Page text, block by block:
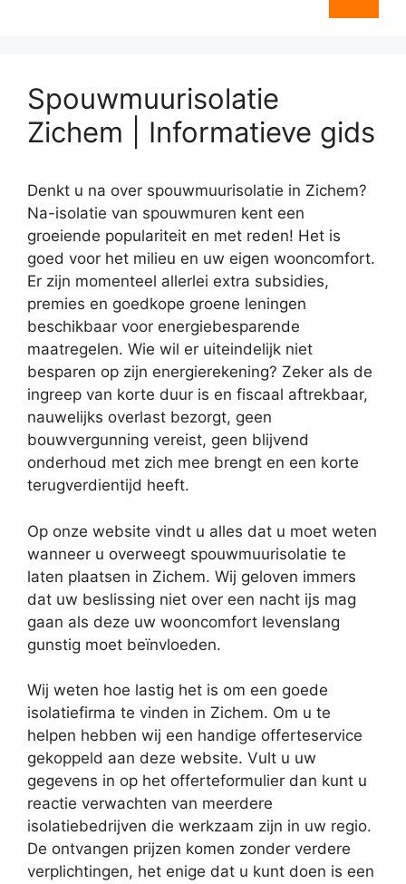
Spouwmuurisolatie
Zichem | Informatieve gids
Denkt u na over spouwmuurisolatie in Zichem?
Na-isolatie van spouwmuren kent een
groeiende populariteit en met reden! Het is
goed voor het milieu en uw eigen wooncomfort.
Er zijn momenteel allerlei extra subsidies,
premies en goedkope groene leningen
beschikbaar voor energiebesparende
maatregelen. Wie wil er uiteindelijk niet
besparen op zijn energierekening? Zeker als de
ingreep van korte duur is en fiscaal aftrekbaar,
nauwelijks overlast bezorgt, geen
bouwvergunning vereist, geen blijvend
onderhoud met zich mee brengt en een korte
terugverdientijd heeft.
Op onze website vindt u alles dat u moet weten
wanneer u overweegt spouwmuurisolatie te
laten plaatsen in Zichem. Wij geloven immers
dat uw beslissing niet over een nacht ijs mag
gaan als deze uw wooncomfort levenslang
gunstig moet beïnvloeden.
Wij weten hoe lastig het is om een goede
isolatiefirma te vinden in Zichem. Om u te
helpen hebben wij een handige offerteservice
gekoppeld aan deze website. Vult u uw
gegevens in op het offerteformulier dan kunt u
reactie verwachten van meerdere
isolatiebedrijven die werkzaam zijn in uw regio.
De ontvangen prijzen komen zonder verdere
verplichtingen, het enige dat u kunt doen is een